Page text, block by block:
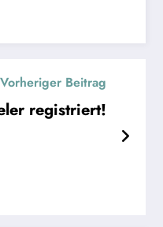
Vorheriger Beitrag
registriert!